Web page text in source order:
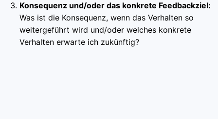
Konsequenz und/oder das konkrete Feedbackziel:
Was ist die Konsequenz, wenn das Verhalten so
weitergeführt wird und/oder welches konkrete
Verhalten erwarte ich zukünftig?